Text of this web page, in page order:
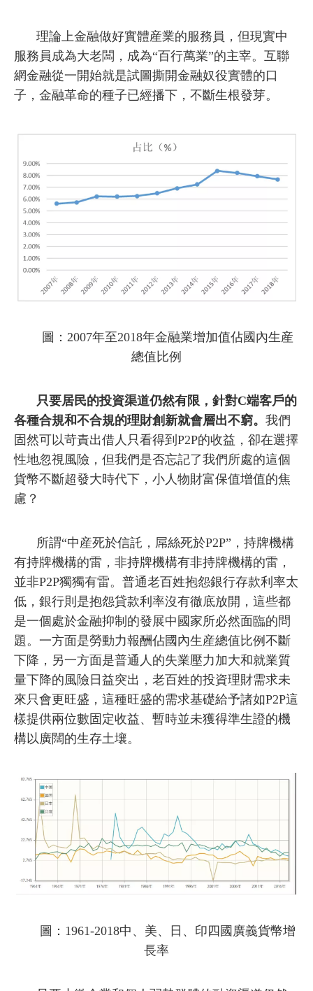
理論上金融做好實體産業的服務員，但現實中
服務員成為大老闆，成為“百行萬業”的主宰。互聯
網金融從一開始就是試圖撕開金融奴役實體的口
子，金融革命的種子已經播下，不斷生根發芽。
圖：2007年至2018年金融業增加值佔國內生産
總值比例
只要居民的投資渠道仍然有限，針對C端客戶的
各種合規和不合規的理財創新就會層出不窮。 我們
固然可以苛責出借人只看得到P2P的收益，卻在選擇
性地忽視風險，但我們是否忘記了我們所處的這個
貨幣不斷超發大時代下，小人物財富保值增值的焦
慮？
所謂“中産死於信託，屌絲死於P2P”，持牌機構
有持牌機構的雷，非持牌機構有非持牌機構的雷，
並非P2P獨獨有雷。普通老百姓抱怨銀行存款利率太
低，銀行則是抱怨貸款利率沒有徹底放開，這些都
是一個處於金融抑制的發展中國家所必然面臨的問
題。一方面是勞動力報酬佔國內生産總值比例不斷
下降，另一方面是普通人的失業壓力加大和就業質
量下降的風險日益突出，老百姓的投資理財需求未
來只會更旺盛，這種旺盛的需求基礎給予諸如P2P這
樣提供兩位數固定收益、暫時並未獲得準生證的機
構以廣闊的生存土壤。
圖：1961-2018中、美、日、印四國廣義貨幣增
長率